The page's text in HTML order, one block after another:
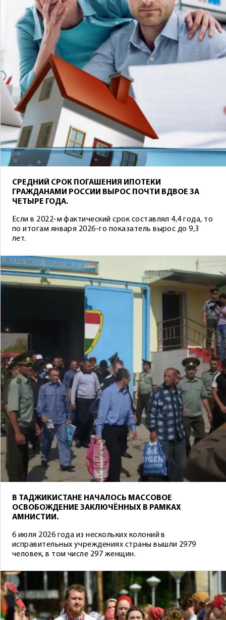
СРЕДНИЙ СРОК ПОГАШЕНИЯ ИПОТЕКИ
ГРАЖДАНАМИ РОССИИ ВЫРОС ПОЧТИ ВДВОЕ ЗА
ЧЕТЫРЕ ГОДА.
Если в 2022-м фактический срок составлял 4,4 года, то
по итогам января 2026-го показатель вырос до 9,3
лет.
В ТАДЖИКИСТАНЕ НАЧАЛОСЬ МАССОВОЕ
ОСВОБОЖДЕНИЕ ЗАКЛЮЧЁННЫХ В РАМКАХ
АМНИСТИИ.
6 июля 2026 года из нескольких колоний в
исправительных учреждениях страны вышли 2979
человек, в том числе 297 женщин.